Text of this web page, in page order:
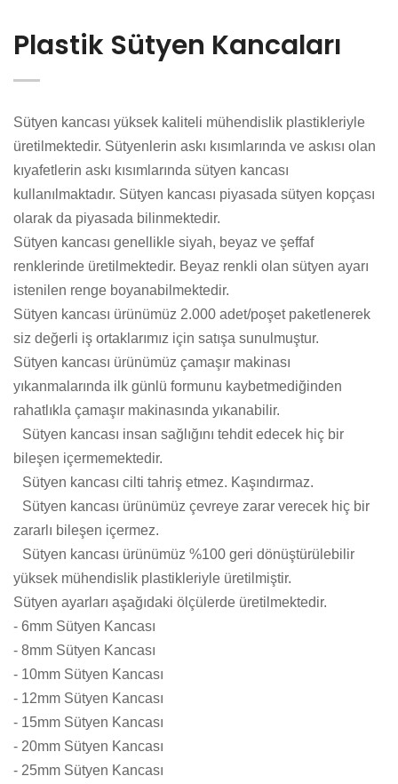
Plastik Sütyen Kancaları
Sütyen kancası yüksek kaliteli mühendislik plastikleriyle
üretilmektedir. Sütyenlerin askı kısımlarında ve askısı olan
kıyafetlerin askı kısımlarında sütyen kancası
kullanılmaktadır. Sütyen kancası piyasada sütyen kopçası
olarak da piyasada bilinmektedir.
Sütyen kancası genellikle siyah, beyaz ve şeffaf
renklerinde üretilmektedir. Beyaz renkli olan sütyen ayarı
istenilen renge boyanabilmektedir.
Sütyen kancası ürünümüz 2.000 adet/poşet paketlenerek
siz değerli iş ortaklarımız için satışa sunulmuştur.
Sütyen kancası ürünümüz çamaşır makinası
yıkanmalarında ilk günlü formunu kaybetmediğinden
rahatlıkla çamaşır makinasında yıkanabilir.
Sütyen kancası insan sağlığını tehdit edecek hiç bir
bileşen içermemektedir.
Sütyen kancası cilti tahriş etmez. Kaşındırmaz.
Sütyen kancası ürünümüz çevreye zarar verecek hiç bir
zararlı bileşen içermez.
Sütyen kancası ürünümüz %100 geri dönüştürülebilir
yüksek mühendislik plastikleriyle üretilmiştir.
Sütyen ayarları aşağıdaki ölçülerde üretilmektedir.
- 6mm Sütyen Kancası
- 8mm Sütyen Kancası
- 10mm Sütyen Kancası
- 12mm Sütyen Kancası
- 15mm Sütyen Kancası
- 20mm Sütyen Kancası
- 25mm Sütyen Kancası